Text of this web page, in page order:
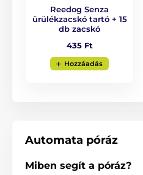
Reedog Senza
ürülékzacskó tartó + 15
db zacskó
435 Ft
Hozzáadás
Automata póráz
Miben segít a póráz?